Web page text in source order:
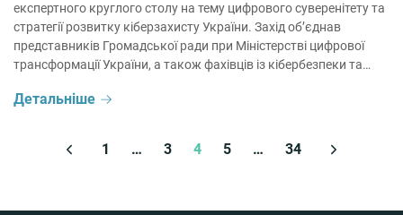
експертного круглого столу на тему цифрового суверенітету та
стратегії розвитку кіберзахисту України. Захід об’єднав
представників Громадської ради при Міністерстві цифрової
трансформації України, а також фахівців із кібербезпеки та
підходів до розвитку галузі та принципів цифрового
Детальніше
1 … 3 4 5 … 34